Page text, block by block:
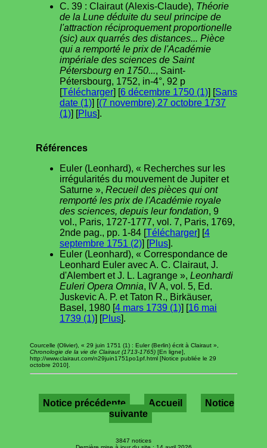
C. 39 : Clairaut (Alexis-Claude), Théorie
de la Lune déduite du seul principe de
l'attraction réciproquement proportionelle
(sic) aux quarrés des distances... Pièce
qui a remporté le prix de l'Académie
impériale des sciences de Saint
Pétersbourg en 1750..., Saint-
Pétersbourg, 1752, in-4°, 92 p
[Télécharger] [6 décembre 1750 (1)] [Sans
date (1)] [(7 novembre) 27 octobre 1737
(1)] [Plus].
Références
Euler (Leonhard), « Recherches sur les
irrégularités du mouvement de Jupiter et
Saturne », Recueil des pièces qui ont
remporté les prix de l'Académie royale
des sciences, depuis leur fondation, 9
vol., Paris, 1727-1777, vol. 7, Paris, 1769,
2nde pag., pp. 1-84 [Télécharger] [4
septembre 1751 (2)] [Plus].
Euler (Leonhard), « Correspondance de
Leonhard Euler avec A. C. Clairaut, J.
d'Alembert et J. L. Lagrange », Leonhardi
Euleri Opera Omnia, IV A, vol. 5, Ed.
Juskevic A. P. et Taton R., Birkäuser,
Basel, 1980 [4 mars 1739 (1)] [16 mai
1739 (1)] [Plus].
Courcelle (Olivier), « 29 juin 1751 (1) : Euler (Berlin) écrit à Clairaut »,
Chronologie de la vie de Clairaut (1713-1765) [En ligne],
http://www.clairaut.com/n29juin1751po1pf.html [Notice publiée le 29
octobre 2010].
Notice précédente Accueil
Notice
suivante
3847 notices